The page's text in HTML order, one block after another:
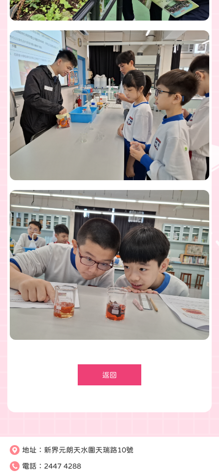
返回
地址： 新界元朗天水圍天瑞路10號
電話： 2447 4288